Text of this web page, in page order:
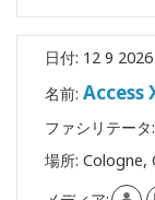
日付: 12 9 2026
名前: Access
ファシリテータ:
場所: Cologne,